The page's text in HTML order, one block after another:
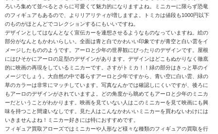
ろいろ集めて並べるとさらに可愛くて魅力的になりますよね。ミニカーに限らず恐竜
のフィギュアもあるので、よりリアリティが増しますよ。トミカは値段も1000円以下
のものがほとんどでコレクションするにもいいですね。
デザインとしてはなんとなく宣伝カーを連想させるようなものなっていますね。絵の
部分がなんともかわいらしい。全面は青と白でかわいい印象ですが青空と白い雲をイ
メージしたもののようです。アーロと少年の世界観にぴったりのデザインです。屋根
にはひそかにアーロの足型のデザインがあります。デザインはどこもぬかりなく徹底
的に映画の再現をしているミニカーです。さすがトミカ！！緑の部分はきっと草のイ
メージでしょう。大自然の中で暮らすアーロと少年ですから、青い空に白い雲、緑の
草のカラーは非常にマッチしています。写真なんかでは確認しにくいですが、後ろに
もアーロのデザインがされていますよ。どの角度から眺めてもアーロと少年のミニカ
ーだということがわかります。映画を見ていない人はこのミニカーを見て映画にも興
味を持つこと間違いなしです。見た人はこんなかわいいミニカーを買わないわけには
いきませんよね！ミニカー好きには特におすすめです。
フィギュア買取アローズではミニカーや人形など様々な種類のフィギュアの買取を行